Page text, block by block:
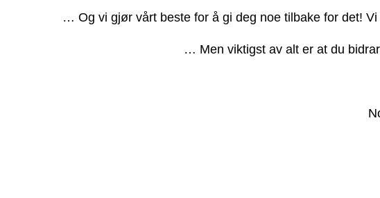
… Og vi gjør vårt beste for å gi deg noe tilbake for det!
… Men viktigst av alt er at du